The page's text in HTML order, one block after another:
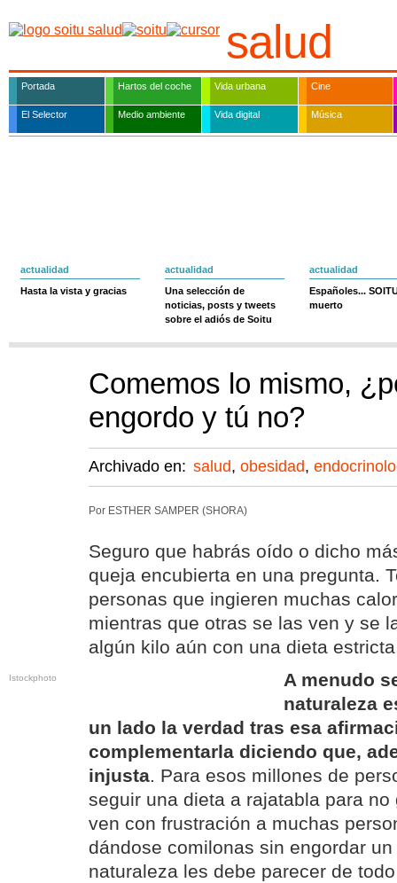
salud
Portada Hartos del coche Vida urbana Cine
El Selector Medio ambiente Vida digital Música
actualidad
Hasta la vista y gracias
actualidad
Una selección de
noticias, posts y tweets
sobre el adiós de Soitu
actualidad
Españoles...
muerto
Comemos lo mismo,
engordo y tú no?
Archivado en: salud, obesidad,
Por ESTHER SAMPER (SHORA)
Seguro que habrás oído o dicho
queja encubierta en una pregunta.
personas que ingieren muchas
mientras que otras se las ven y se
algún kilo aún con una dieta
Istockphoto
A menudo
naturaleza
un lado la verdad tras esa
complementarla diciendo que,
injusta. Para esos millones de
seguir una dieta a rajatabla para
ven con frustración a muchas
dándose comilonas sin engordar
naturaleza les debe parecer de